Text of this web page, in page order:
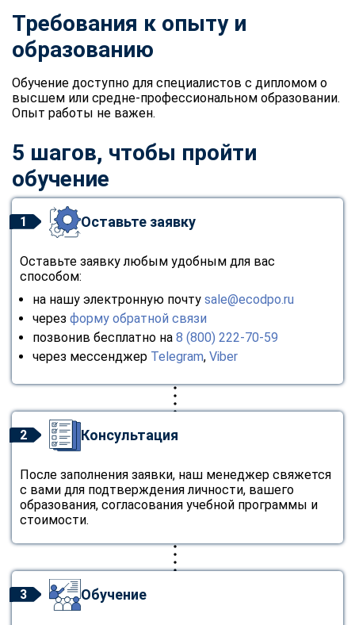
Требования к опыту и
образованию
Обучение доступно для специалистов с дипломом о
высшем или средне-профессиональном образовании.
Опыт работы не важен.
5 шагов, чтобы пройти
обучение
1 Оставьте заявку
Оставьте заявку любым удобным для вас
способом:
на нашу электронную почту sale@ecodpo.ru
через форму обратной связи
позвонив бесплатно на 8 (800) 222-70-59
через мессенджер Telegram, Viber
2 Консультация
После заполнения заявки, наш менеджер свяжется
с вами для подтверждения личности, вашего
образования, согласования учебной программы и
стоимости.
3 Обучение